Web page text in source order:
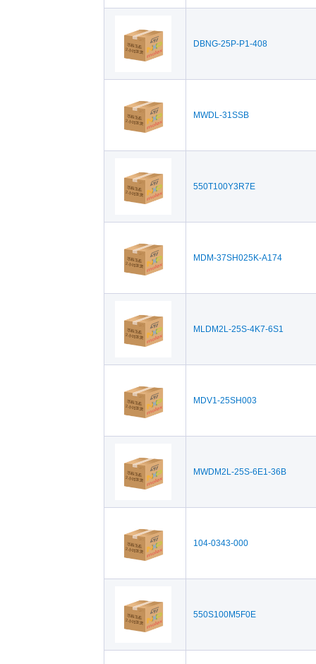
DBNG-25P-P1-408
MWDL-31SSB
550T100Y3R7E
MDM-37SH025K-A174
MLDM2L-25S-4K7-6S1
MDV1-25SH003
MWDM2L-25S-6E1-36B
104-0343-000
550S100M5F0E